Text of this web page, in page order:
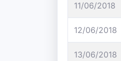
11/06/2018
12/06/2018
13/06/2018